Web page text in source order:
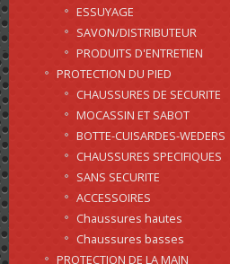
ESSUYAGE
SAVON/DISTRIBUTEUR
PRODUITS D'ENTRETIEN
PROTECTION DU PIED
CHAUSSURES DE SECURITE
MOCASSIN ET SABOT
BOTTE-CUISARDES-WEDERS
CHAUSSURES SPECIFIQUES
SANS SECURITE
ACCESSOIRES
Chaussures hautes
Chaussures basses
PROTECTION DE LA MAIN